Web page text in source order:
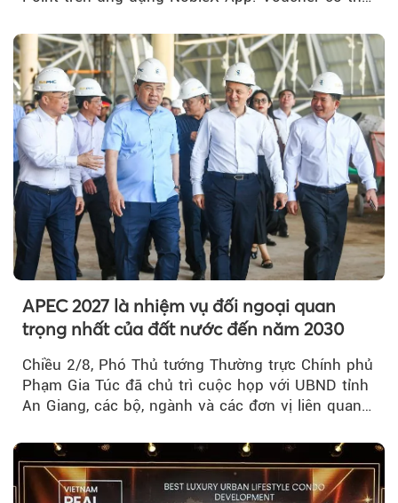
APEC 2027 là nhiệm vụ đối ngoại quan
trọng nhất của đất nước đến năm 2030
Chiều 2/8, Phó Thủ tướng Thường trực Chính phủ
Phạm Gia Túc đã chủ trì cuộc họp với UBND tỉnh
An Giang, các bộ, ngành và các đơn vị liên quan